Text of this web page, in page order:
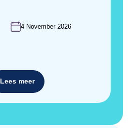
4 November 2026
Lees meer